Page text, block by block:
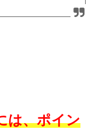
は、ポイン